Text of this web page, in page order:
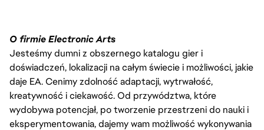
O firmie Electronic Arts
Jesteśmy dumni z obszernego katalogu gier i
doświadczeń, lokalizacji na całym świecie i możliwości, jakie
daje EA. Cenimy zdolność adaptacji, wytrwałość,
kreatywność i ciekawość. Od przywództwa, które
wydobywa potencjał, po tworzenie przestrzeni do nauki i
eksperymentowania, dajemy wam możliwość wykonywania